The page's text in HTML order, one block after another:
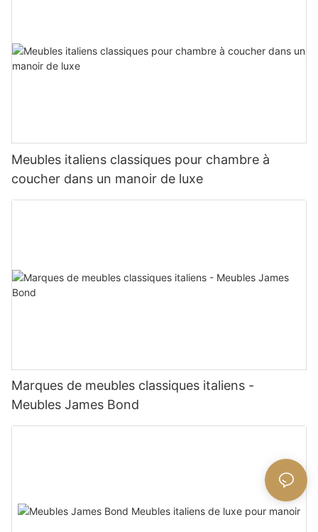
Meubles italiens classiques pour chambre à
coucher dans un manoir de luxe
Marques de meubles classiques italiens -
Meubles James Bond